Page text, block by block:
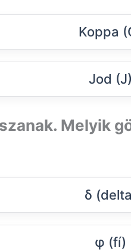
Koppa
Jod (Ϳ)
Melyik
δ
φ (fí)